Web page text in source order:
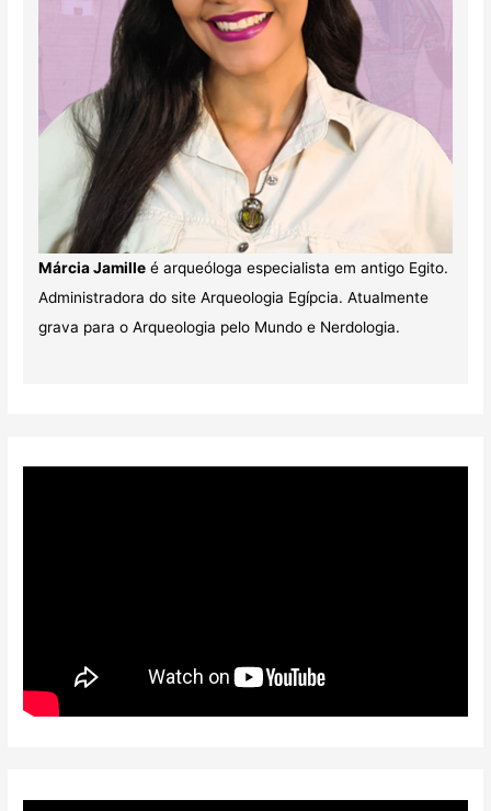
Márcia Jamilleé arqueóloga especialista em antigo Egito.
Administradora do site Arqueologia Egípcia. Atualmente
grava para o Arqueologia pelo Mundo e Nerdologia.